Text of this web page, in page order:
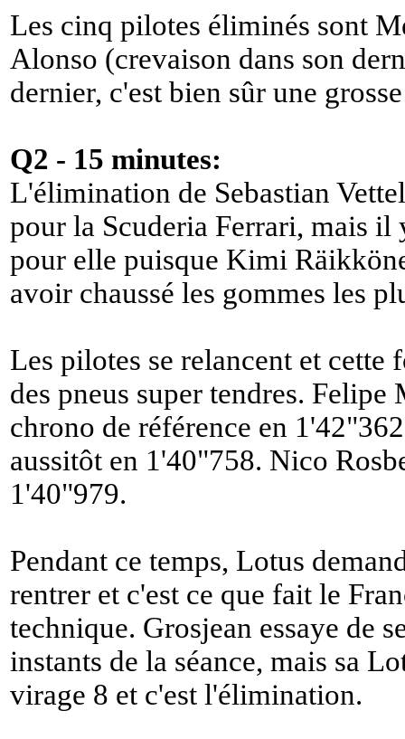
Les cinq pilotes éliminés sont
Alonso (crevaison dans son
dernier, c'est bien sûr une
Q2 - 15 minutes:
L'élimination de Sebastian
pour la Scuderia Ferrari, mais il
pour elle puisque Kimi
avoir chaussé les gommes les
Les pilotes se relancent et
des pneus super tendres. Felipe
chrono de référence en
aussitôt en 1'40"758. Nico
1'40"979.
Pendant ce temps, Lotus
rentrer et c'est ce que fait le
technique. Grosjean essaye de
instants de la séance, mais sa
virage 8 et c'est l'élimination.